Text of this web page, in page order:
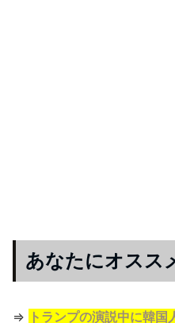
あなたにオスス
⇒ トランプの演説中に韓